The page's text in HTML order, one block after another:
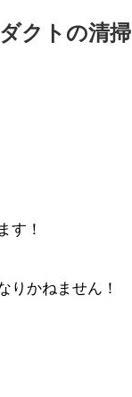
クトの清掃
す！
りかねません！